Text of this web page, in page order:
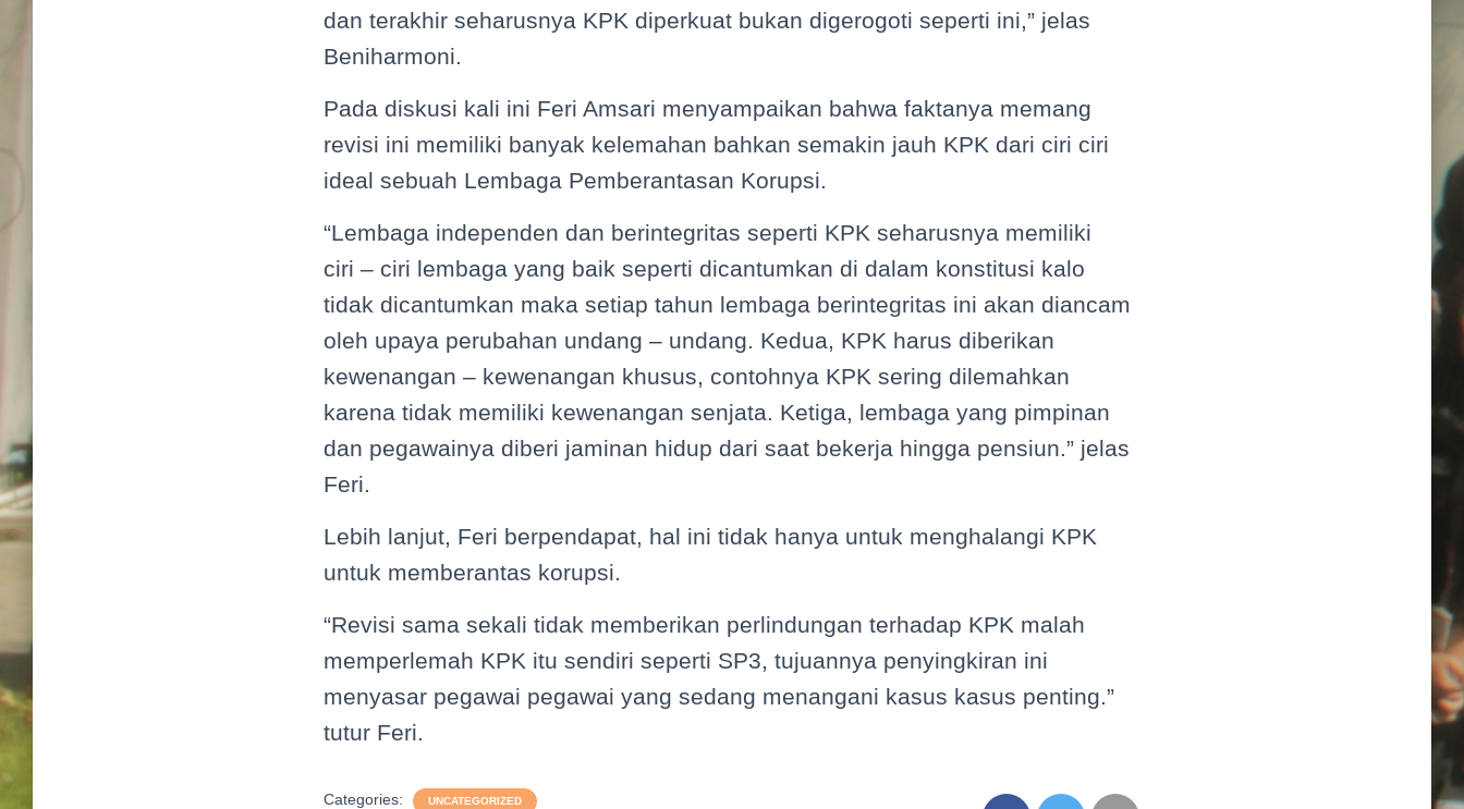
dan terakhir seharusnya KPK diperkuat bukan digerogoti seperti ini,” jelas
Beniharmoni.
Pada diskusi kali ini Feri Amsari menyampaikan bahwa faktanya memang
revisi ini memiliki banyak kelemahan bahkan semakin jauh KPK dari ciri ciri
ideal sebuah Lembaga Pemberantasan Korupsi.
“Lembaga independen dan berintegritas seperti KPK seharusnya memiliki
ciri – ciri lembaga yang baik seperti dicantumkan di dalam konstitusi kalo
tidak dicantumkan maka setiap tahun lembaga berintegritas ini akan diancam
oleh upaya perubahan undang – undang. Kedua, KPK harus diberikan
kewenangan – kewenangan khusus, contohnya KPK sering dilemahkan
karena tidak memiliki kewenangan senjata. Ketiga, lembaga yang pimpinan
dan pegawainya diberi jaminan hidup dari saat bekerja hingga pensiun.” jelas
Feri.
Lebih lanjut, Feri berpendapat, hal ini tidak hanya untuk menghalangi KPK
untuk memberantas korupsi.
“Revisi sama sekali tidak memberikan perlindungan terhadap KPK malah
memperlemah KPK itu sendiri seperti SP3, tujuannya penyingkiran ini
menyasar pegawai pegawai yang sedang menangani kasus kasus penting.”
tutur Feri.
Categories: UNCATEGORIZED